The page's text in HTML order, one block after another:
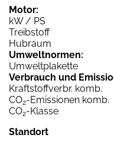
Motor:
kW / PS
Treibstoff
Hubraum
Umweltnormen:
Umweltplakette
Verbrauch und
Kraftstoffverbr. komb.
CO2-Emissionen komb.
CO2-Klasse
Standort